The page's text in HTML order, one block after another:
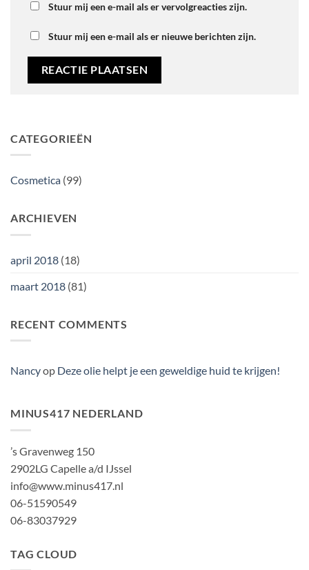
Stuur mij een e-mail als er vervolgreacties zijn.
Stuur mij een e-mail als er nieuwe berichten zijn.
CATEGORIEËN
Cosmetica (99)
ARCHIEVEN
april 2018 (18)
maart 2018 (81)
RECENT COMMENTS
Nancyop Deze olie helpt je een geweldige huid te krijgen!
MINUS417 NEDERLAND
’s Gravenweg 150
2902LG Capelle a/d IJssel
info@www.minus417.nl
06-51590549
06-83037929
TAG CLOUD